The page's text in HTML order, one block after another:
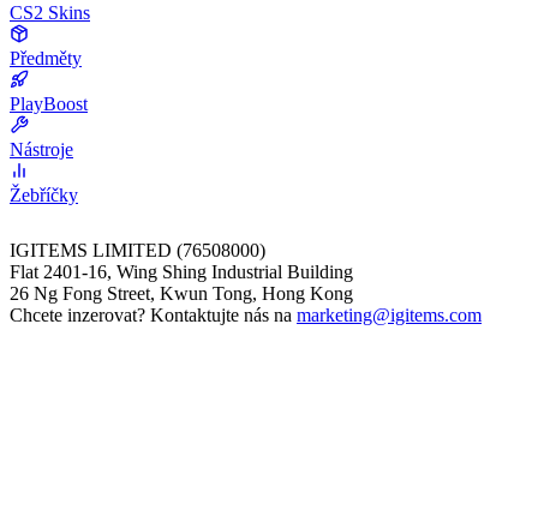
CS2 Skins
Předměty
PlayBoost
Nástroje
Žebříčky
IGITEMS LIMITED (76508000)
Flat 2401-16, Wing Shing Industrial Building
26 Ng Fong Street, Kwun Tong, Hong Kong
Chcete inzerovat? Kontaktujte nás na marketing@igitems.com